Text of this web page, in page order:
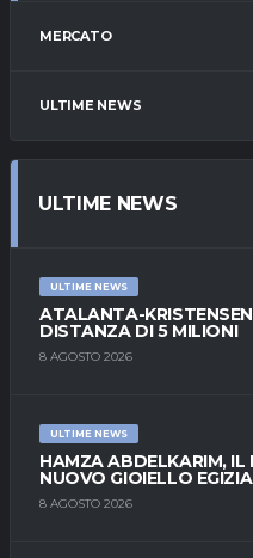
MERCATO
ULTIME NEWS
ULTIME NEWS
ULTIME NEWS
ATALANTA-
DISTANZA DI 5 MILIONI
8 AGOSTO 2026
ULTIME NEWS
HAMZA ABDELKARIM, IL
NUOVO GIOIELLO
8 AGOSTO 2026